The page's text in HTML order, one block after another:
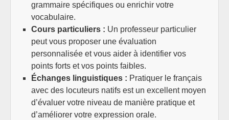
grammaire spécifiques ou enrichir votre
vocabulaire.
Cours particuliers : Un professeur particulier
peut vous proposer une évaluation
personnalisée et vous aider à identifier vos
points forts et vos points faibles.
Échanges linguistiques : Pratiquer le français
avec des locuteurs natifs est un excellent moyen
d’évaluer votre niveau de manière pratique et
d’améliorer votre expression orale.